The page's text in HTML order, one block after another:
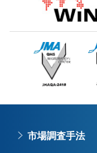
市場調査手法